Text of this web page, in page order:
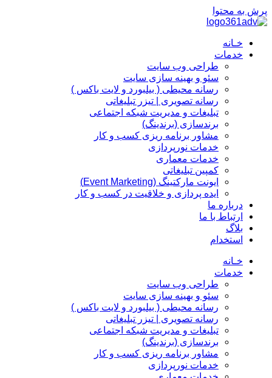
پرش به محتوا
خـانه
خدمات
طراحی وب سایت
سئو و بهینه سازی سایت
رسانه محیطی ( بیلبورد و لایت باکس )
رسانه تصویری | تیزر تبلیغاتی
تبلیغات و مدیریت شبکه اجتماعی
برندسازی (برندینگ)‌
مشاور برنامه ریزی کسب و کار
خدمات نورپردازی
خدمات معماری
کمپین تبلیغاتی
ایونت مارکتینگ (Event Marketing)
ایده پردازی و خلاقیت در کسب و کار
درباره ما
ارتباط با ما
بلاگ
استخدام
خـانه
خدمات
طراحی وب سایت
سئو و بهینه سازی سایت
رسانه محیطی ( بیلبورد و لایت باکس )
رسانه تصویری | تیزر تبلیغاتی
تبلیغات و مدیریت شبکه اجتماعی
برندسازی (برندینگ)‌
مشاور برنامه ریزی کسب و کار
خدمات نورپردازی